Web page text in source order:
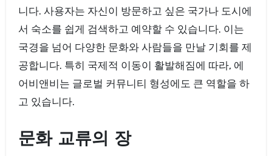
니다. 사용자는 자신이 방문하고 싶은 국가나 도시에
서 숙소를 쉽게 검색하고 예약할 수 있습니다. 이는
국경을 넘어 다양한 문화와 사람들을 만날 기회를 제
공합니다. 특히 국제적 이동이 활발해짐에 따라, 에
어비앤비는 글로벌 커뮤니티 형성에도 큰 역할을 하
고 있습니다.
문화 교류의 장